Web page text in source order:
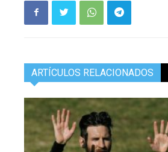
ARTÍCULOS RELACIONADOS